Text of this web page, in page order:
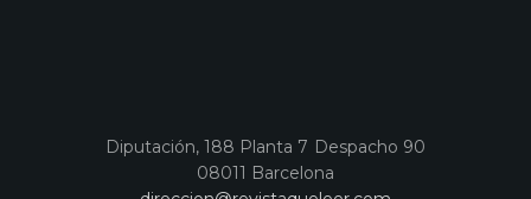
Diputación, 188 Planta 7 Despacho 90
08011 Barcelona